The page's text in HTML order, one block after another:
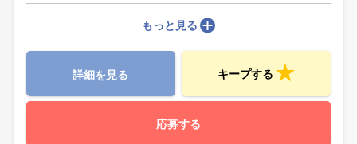
もっと見る
詳細を見る キープする
応募する